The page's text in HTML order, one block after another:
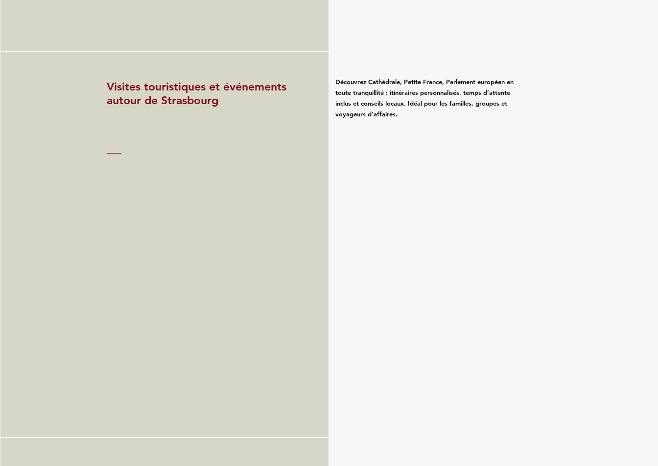
Visites touristiques et événements
autour de Strasbourg
Découvrez Cathédrale, Petite France, Parlement européen en
toute tranquillité : itinéraires personnalisés, temps d’attente
inclus et conseils locaux. Idéal pour les familles, groupes et
voyageurs d’affaires.